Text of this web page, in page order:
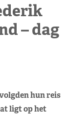
– dag
hun reis
ligt op het